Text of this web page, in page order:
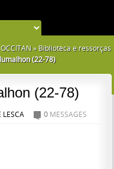
OCCITAN » Bibliotèca e ressorças
(22-78)
(22-78)
LESCA 0 MESSAGES